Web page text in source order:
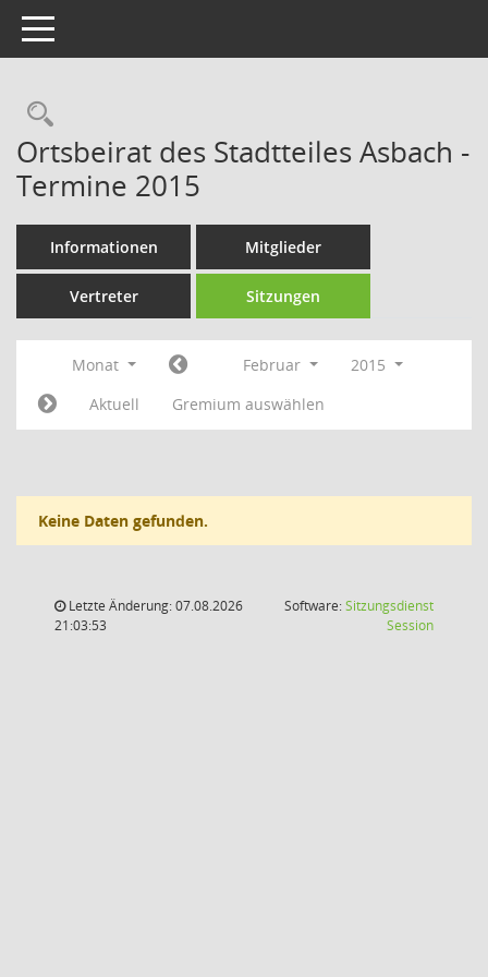
Toggle navigation
Rechercheauswahl
Ortsbeirat des Stadtteiles Asbach -
Termine 2015
Informationen Mitglieder
Vertreter Sitzungen
Monat Februar
2015
Aktuell
Gremium auswählen
Keine Daten gefunden.
Letzte Änderung: 07.08.2026
21:03:53
Software:Sitzungsdienst
Session(Wird in